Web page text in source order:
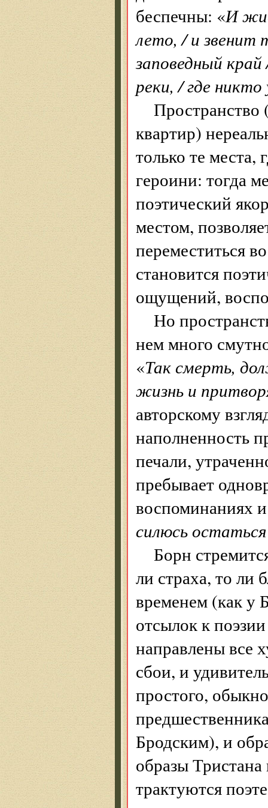
беспечны: «И
лето, / и звенит
заповедный край
реки, / где
Пространство
квартир)
только те места,
героини: тогда
поэтический
местом,
переместиться
становится
ощущений,
Но
нем много
«Так смерть,
жизнь и
авторскому
наполненность
печали,
пребывает
воспоминаниях
силюсь
Борн
ли страха, то ли
временем (как у
отсылок к
направлены все
сбои, и
простого,
Бродским), и
образы
трактуются